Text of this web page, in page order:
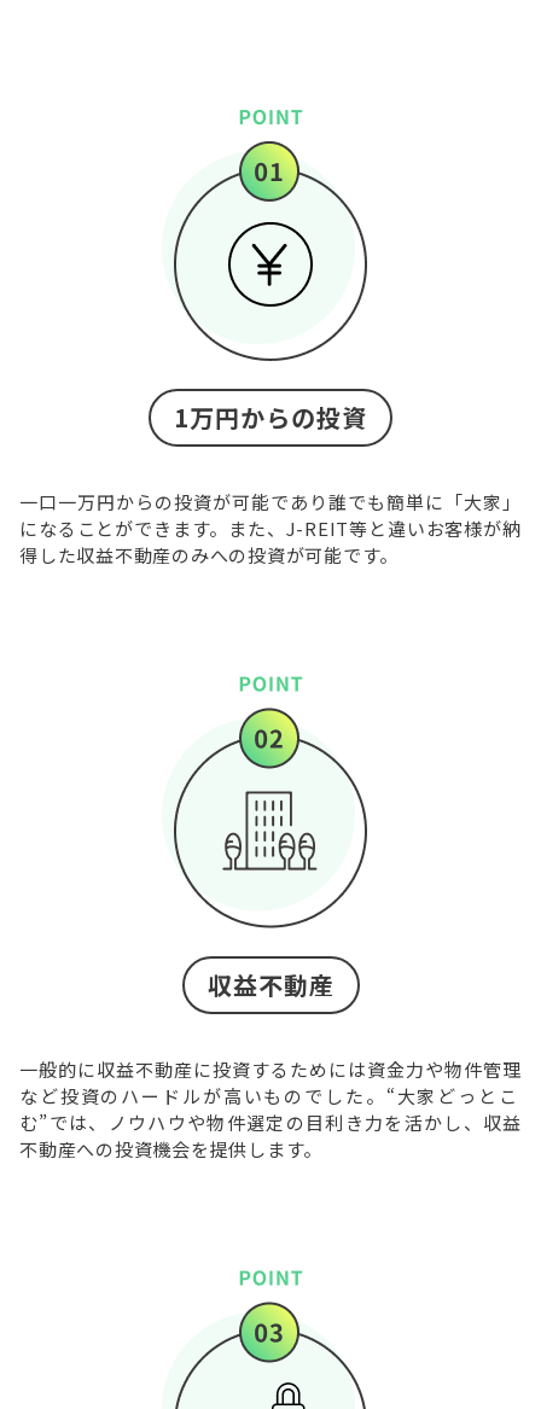
1万円からの投資
一口一万円からの投資が可能であり誰でも簡単に「大家」
になることができます。また、J-REIT等と違いお客様が納
得した収益不動産のみへの投資が可能です。
収益不動産
一般的に収益不動産に投資するためには資金力や物件管理
など投資のハードルが高いものでした。“大家どっとこ
む”では、ノウハウや物件選定の目利き力を活かし、収益
不動産への投資機会を提供します。